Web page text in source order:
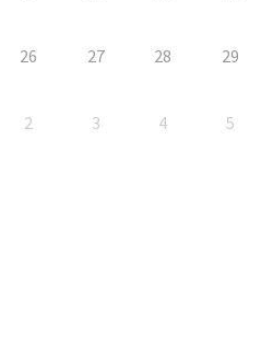
26 27 28 29
2 3 4 5